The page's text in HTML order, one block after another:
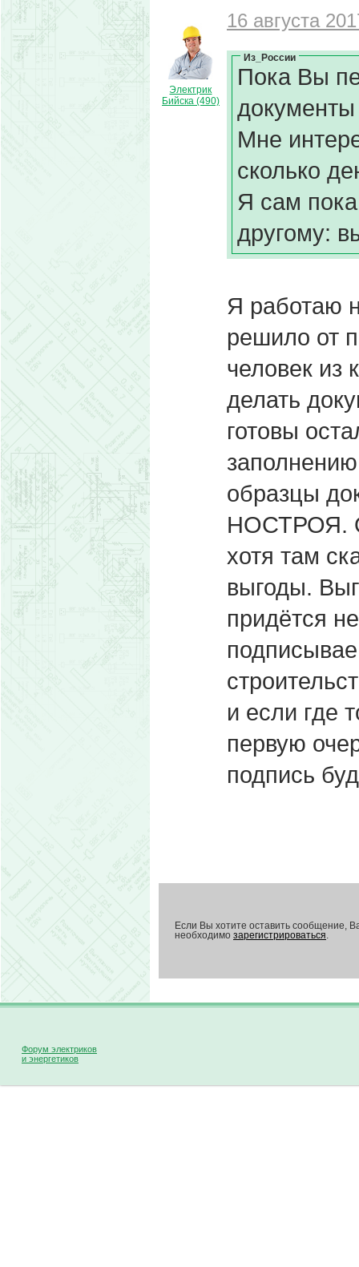
Электрик
Бийска (490)
16 августа
Из_России
Пока Вы
Мне
сколько
Я сам
другому:
Я работаю
решило от
человек из
делать
готовы
образцы
НОСТРОЯ.
хотя там
выгоды.
придётся
и если где
первую
подпись
Если Вы хотите оставить сообщение,
необходимо зарегистрироваться.
Форум электриков
и энергетиков